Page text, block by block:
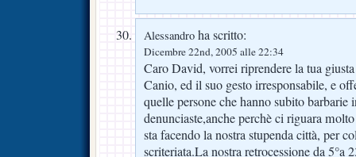
Alessandro ha scritto:
Dicembre 22nd, 2005 alle 22:34
Caro David, vorrei riprendere la tua
Canio, ed il suo gesto irresponsabile, e
quelle persone che hanno subito
denunciaste,anche perchè ci riguara
sta facendo la nostra stupenda città, per
scriteriata.La nostra retrocessione da 5°a